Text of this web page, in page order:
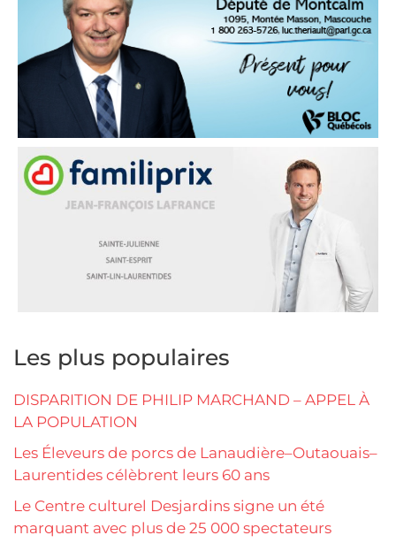
Les plus populaires
DISPARITION DE PHILIP MARCHAND – APPEL À
LA POPULATION
Les Éleveurs de porcs de Lanaudière–Outaouais–
Laurentides célèbrent leurs 60 ans
Le Centre culturel Desjardins signe un été
marquant avec plus de 25 000 spectateurs